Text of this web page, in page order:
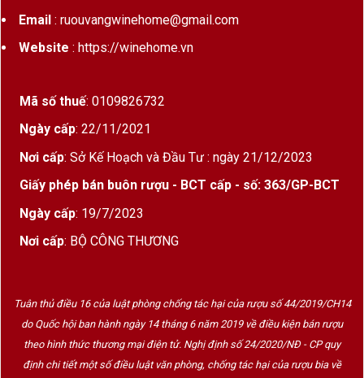
Email: ruouvangwinehome@gmail.com
Website : https://winehome.vn
Mã số thuế: 0109826732
Ngày cấp: 22/11/2021
Nơi cấp: Sở Kế Hoạch và Đầu Tư : ngày 21/12/2023
Giấy phép bán buôn rượu - BCT cấp - số: 363/GP-BCT
Ngày cấp: 19/7/2023
Nơi cấp: BỘ CÔNG THƯƠNG
Tuân thủ điều 16 của luật phòng chống tác hại của rượu số 44/2019/CH14
do Quốc hội ban hành ngày 14 tháng 6 năm 2019 về điều kiện bán rượu
theo hình thức thương mại điện tử. Nghị định số 24/2020/NĐ - CP quy
định chi tiết một số điều luật văn phòng, chống tác hại của rượu bia về